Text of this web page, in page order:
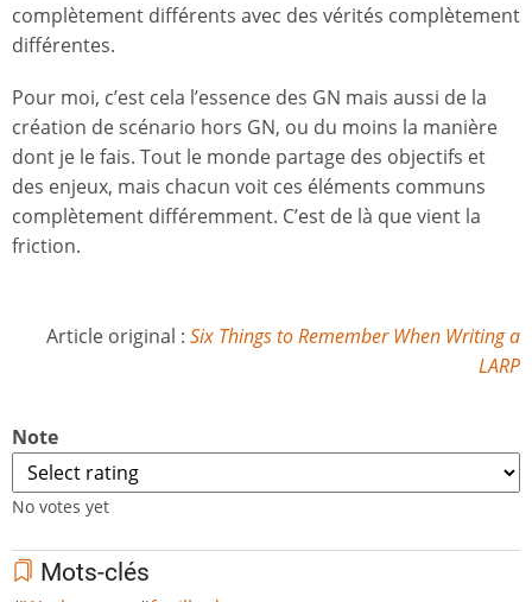
complètement différents avec des vérités complètement
différentes.
Pour moi, c’est cela l’essence des GN mais aussi de la
création de scénario hors GN, ou du moins la manière
dont je le fais. Tout le monde partage des objectifs et
des enjeux, mais chacun voit ces éléments communs
complètement différemment. C’est de là que vient la
friction.
Article original : Six Things to Remember When Writing a
LARP
Note
No votes yet
Mots-clés